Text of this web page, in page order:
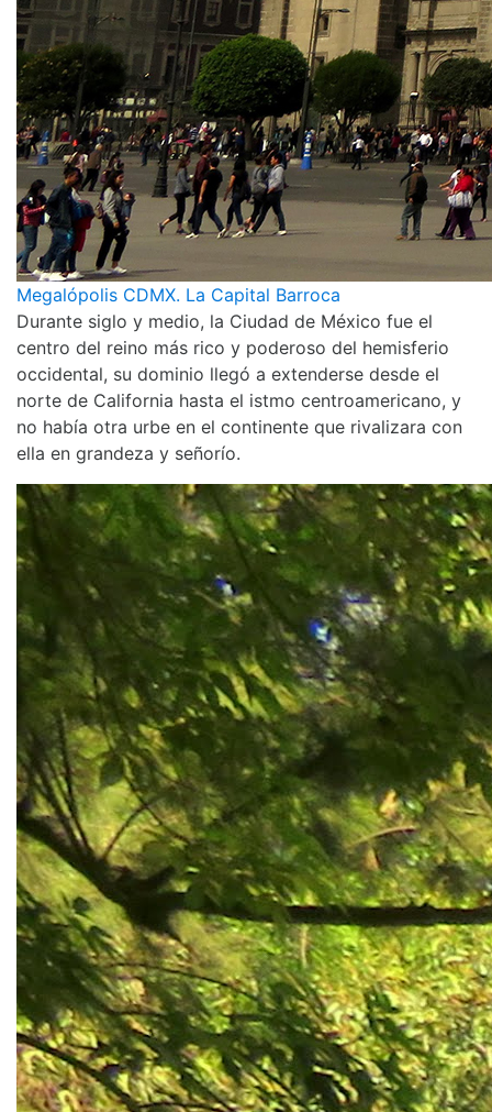
Megalópolis CDMX. La Capital Barroca
Durante siglo y medio, la Ciudad de México fue el
centro del reino más rico y poderoso del hemisferio
occidental, su dominio llegó a extenderse desde el
norte de California hasta el istmo centroamericano, y
no había otra urbe en el continente que rivalizara con
ella en grandeza y señorío.